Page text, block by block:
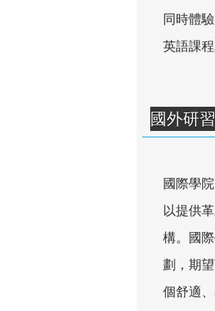
同時體
英語課程
國外研
國際學
以提供
構。國
劃，期
個舒適